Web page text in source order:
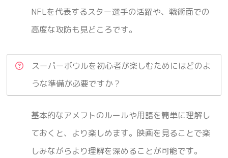
NFLを代表するスター選手の活躍や、戦術面での
高度な攻防も見どころです。
スーパーボウルを初心者が楽しむためにはどのよ
うな準備が必要ですか？
基本的なアメフトのルールや用語を簡単に理解し
ておくと、より楽しめます。映画を見ることで楽
しみながらより理解を深めることが可能です。